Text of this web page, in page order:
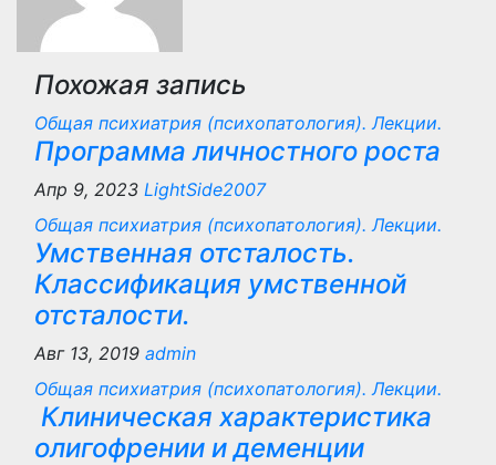
Похожая запись
Общая психиатрия (психопатология). Лекции.
Программа личностного роста
Апр 9, 2023 LightSide2007
Общая психиатрия (психопатология). Лекции.
Умственная отсталость.
Классификация умственной
отсталости.
Авг 13, 2019 admin
Общая психиатрия (психопатология). Лекции.
Клиническая характеристика
олигофрении и деменции